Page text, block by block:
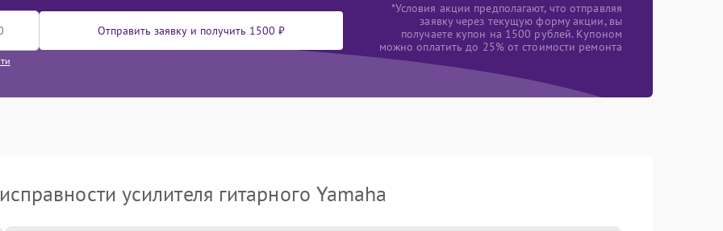
Отправить заявку и получить 1500 ₽
*Условия акции предполагают, что отправляя
заявку через текущую форму акции, вы
получаете купон на 1500 рублей. Купоном
можно оплатить до 25% от стоимости ремонта
усилителя гитарного Yamaha